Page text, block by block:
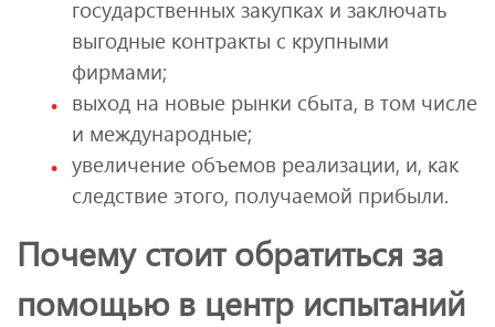
государственных закупках и заключать
выгодные контракты с крупными
фирмами;
выход на новые рынки сбыта, в том числе
и международные;
увеличение объемов реализации, и, как
следствие этого, получаемой прибыли.
Почему стоит обратиться за
помощью в центр испытаний